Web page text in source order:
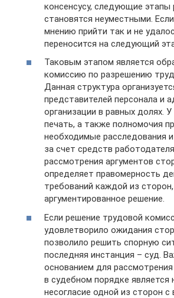
консенсусу, следующие этапы
становятся неуместными.
мнению прийти так и не
переносится на следующий
Таковым этапом является
комиссию по разрешению
Данная структура
представителей персонала и
организации в равных долях.
печать, а также полномочия
необходимые расследования
за счет средств
рассмотрения аргументов
определяет правомерность
требований каждой из
аргументированное решение.
Если решение трудовой
удовлетворило ожидания
позволило решить спорную
последняя инстанция – суд.
основанием для
в судебном порядке является
несогласие одной из сторон